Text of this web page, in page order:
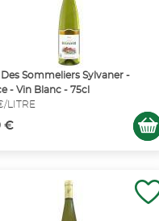
Sommeliers Sylvaner -
- Vin Blanc - 75cl
LITRE
€